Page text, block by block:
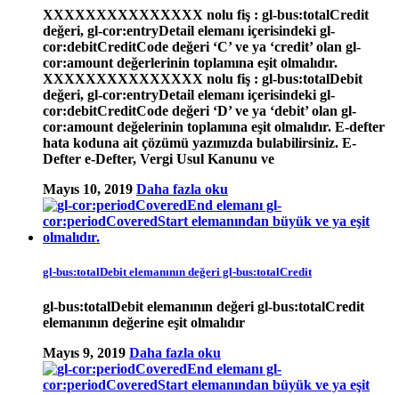
XXXXXXXXXXXXXXX nolu fiş : gl-bus:totalCredit
değeri, gl-cor:entryDetail elemanı içerisindeki gl-
cor:debitCreditCode değeri ‘C’ ve ya ‘credit’ olan gl-
cor:amount değerlerinin toplamına eşit olmalıdır.
XXXXXXXXXXXXXXX nolu fiş : gl-bus:totalDebit
değeri, gl-cor:entryDetail elemanı içerisindeki gl-
cor:debitCreditCode değeri ‘D’ ve ya ‘debit’ olan gl-
cor:amount değelerinin toplamına eşit olmalıdır. E-defter
hata koduna ait çözümü yazımızda bulabilirsiniz. E-
Defter e-Defter, Vergi Usul Kanunu ve
Mayıs 10, 2019 Daha fazla oku
gl-bus:totalDebit elemanının değeri gl-bus:totalCredit
gl-bus:totalDebit elemanının değeri gl-bus:totalCredit
elemanının değerine eşit olmalıdır
Mayıs 9, 2019 Daha fazla oku